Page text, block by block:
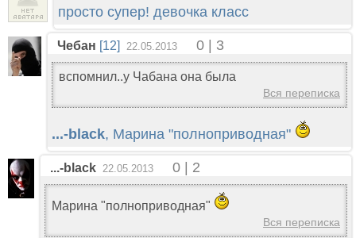
просто супер! девочка класс
Чебан [12] 22.05.2013 0 | 3
вспомнил..у Чабана она была
Вся переписка
...-black, Марина "полноприводная"
...-black 22.05.2013 0 | 2
Марина "полноприводная"
Вся переписка